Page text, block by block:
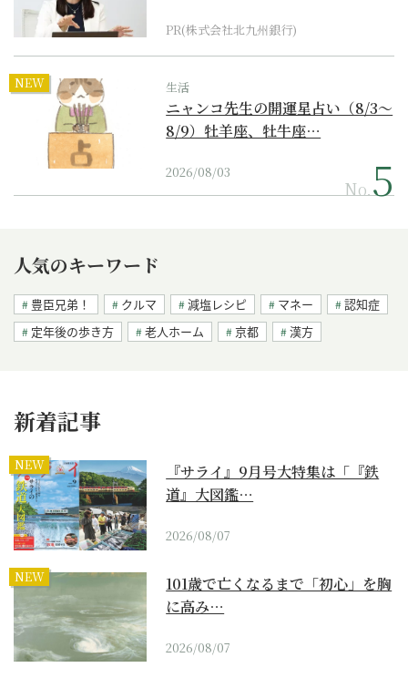
PR(株式会社北九州銀行)
NEW 生活
ニャンコ先生の開運星占い（8/3～
8/9）牡羊座、牡牛座…
2026/08/03
No.
人気のキーワード
豊臣兄弟！ クルマ 減塩レシピ マネー
認知症
定年後の歩き方
老人ホーム 京都 漢方
新着記事
NEW
『サライ』9月号大特集は「『鉄
道』大図鑑…
2026/08/07
NEW
101歳で亡くなるまで「初心」を胸
に高み…
2026/08/07